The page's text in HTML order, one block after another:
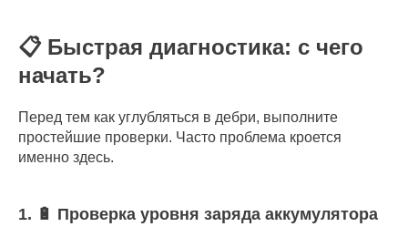
📋 Быстрая диагностика: с чего
начать?
Перед тем как углубляться в дебри, выполните
простейшие проверки. Часто проблема кроется
именно здесь.
1. 🔋 Проверка уровня заряда аккумулятора